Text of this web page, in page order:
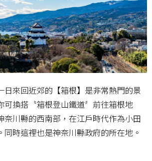
日來回近郊的【箱根】是非常熱門的景
可換搭〝箱根登山鐵道〞前往箱根地
奈川縣的西南部，在江戶時代作為小田
時這裡也是神奈川縣政府的所在地。